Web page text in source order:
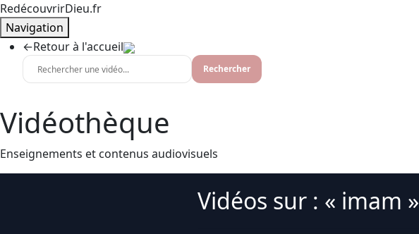
RedécouvrirDieu.fr
Navigation
←Retour à l'accueil
Rechercher
Vidéothèque
Enseignements et contenus audiovisuels
Vidéos sur : « imam »